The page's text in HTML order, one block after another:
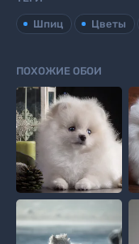
Шпиц Цветы
ПОХОЖИЕ ОБОИ